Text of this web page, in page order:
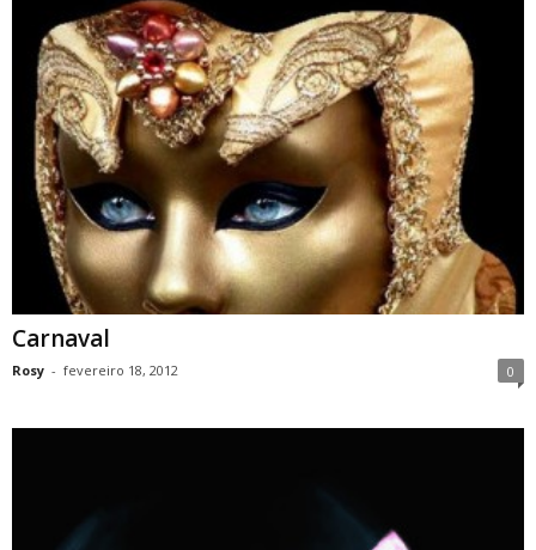
Carnaval
Rosy - fevereiro 18, 2012 0